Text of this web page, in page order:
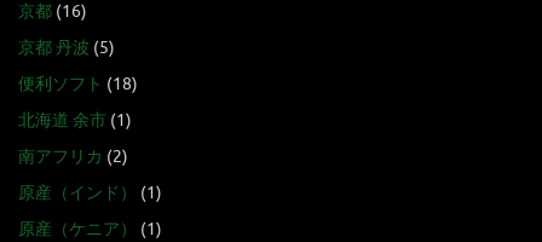
京都 (16)
京都 丹波 (5)
便利ソフト (18)
北海道 余市 (1)
南アフリカ (2)
原産（インド）
(1)
原産（ケニア）
(1)